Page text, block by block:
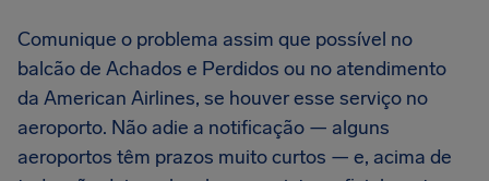
Comunique o problema assim que possível no
balcão de Achados e Perdidos ou no atendimento
da American Airlines, se houver esse serviço no
aeroporto. Não adie a notificação — alguns
aeroportos têm prazos muito curtos — e, acima de